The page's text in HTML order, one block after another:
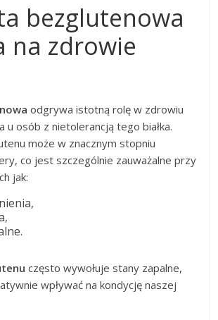
bezglutenowa
na zdrowie
odgrywa istotną rolę w zdrowiu
u osób z nietolerancją tego białka.
może w znacznym stopniu
co jest szczególnie zauważalne przy
jak:
często wywołuje stany zapalne,
wpływać na kondycję naszej